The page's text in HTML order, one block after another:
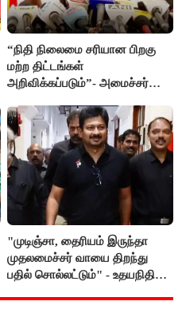
“நிதி நிலைமை சரியான பிறகு
மற்ற திட்டங்கள்
அறிவிக்கப்படும்”- அமைச்சர்
"முடிஞ்சா, தைரியம் இருந்தா
முதலமைச்சர் வாயை திறந்து
பதில் சொல்லட்டும்" - உதயநிதி